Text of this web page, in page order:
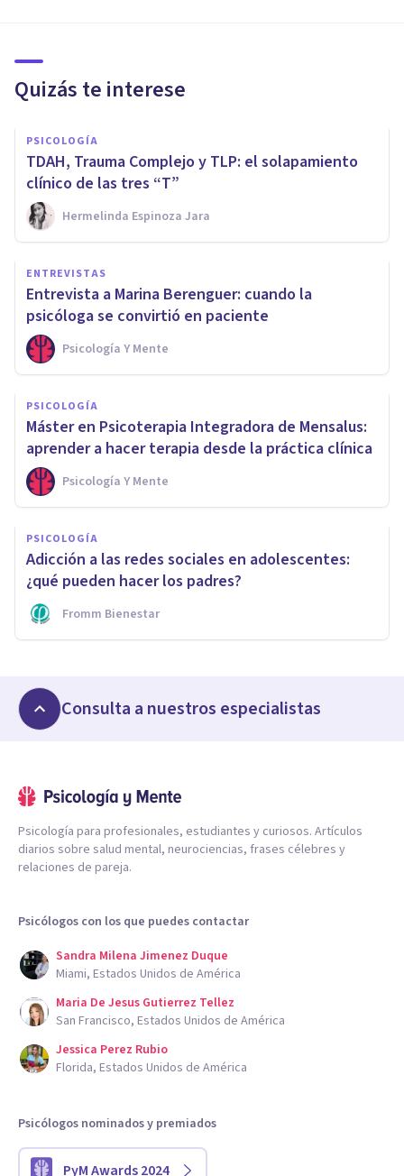
Quizás te interese
PSICOLOGÍA
TDAH, Trauma Complejo y TLP: el solapamiento
clínico de las tres “T”
Hermelinda Espinoza Jara
ENTREVISTAS
Entrevista a Marina Berenguer: cuando la
psicóloga se convirtió en paciente
Psicología Y Mente
PSICOLOGÍA
Máster en Psicoterapia Integradora de Mensalus:
aprender a hacer terapia desde la práctica clínica
Psicología Y Mente
PSICOLOGÍA
Adicción a las redes sociales en adolescentes:
¿qué pueden hacer los padres?
Fromm Bienestar
Consulta a nuestros especialistas
Psicología para profesionales, estudiantes y curiosos. Artículos
diarios sobre salud mental, neurociencias, frases célebres y
relaciones de pareja.
Psicólogos con los que puedes contactar
Sandra Milena Jimenez Duque
Miami, Estados Unidos de América
Maria De Jesus Gutierrez Tellez
San Francisco, Estados Unidos de América
Jessica Perez Rubio
Florida, Estados Unidos de América
Psicólogos nominados y premiados
PyM Awards 2024